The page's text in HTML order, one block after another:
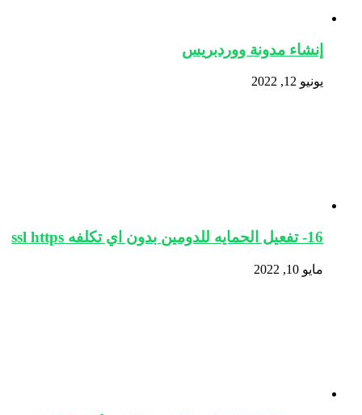
إنشاء مدونة ووردبريس
يونيو 12, 2022
16- تفعيل الحمايه للدومين بدون اي تكلفه ssl https
مايو 10, 2022